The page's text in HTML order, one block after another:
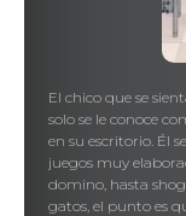
El chico que se
solo se le conoce
en su escritorio. Él
juegos muy
domino, hasta
gatos, el punto es